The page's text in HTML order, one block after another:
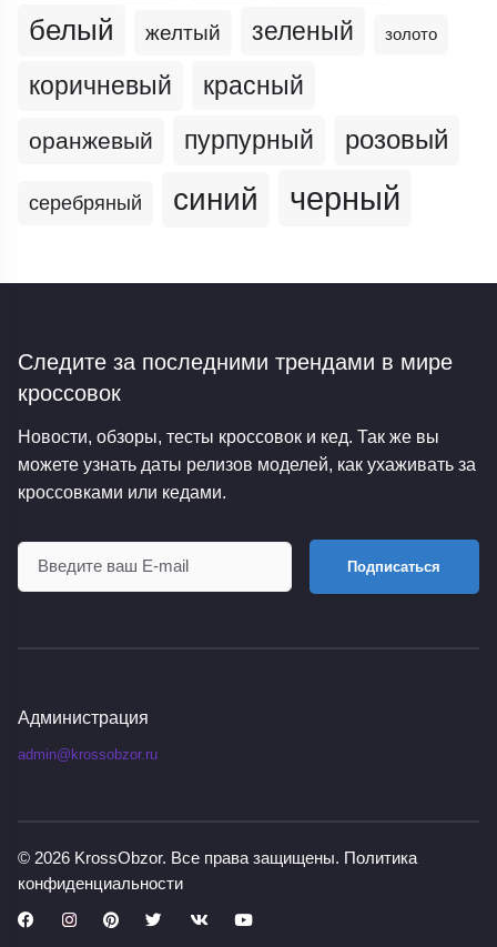
белый желтый зеленый золото
коричневый красный
оранжевый пурпурный розовый
серебряный синий черный
Следите за последними трендами в мире
кроссовок
Новости, обзоры, тесты кроссовок и кед. Так же вы
можете узнать даты релизов моделей, как ухаживать за
кроссовками или кедами.
Подписаться
Администрация
admin@krossobzor.ru
© 2026 KrossObzor. Все права защищены. Политика
конфиденциальности